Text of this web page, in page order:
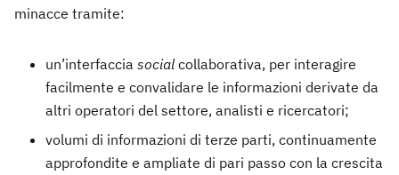
minacce tramite:
un’interfaccia social collaborativa, per interagire
facilmente e convalidare le informazioni derivate da
altri operatori del settore, analisti e ricercatori;
volumi di informazioni di terze parti, continuamente
approfondite e ampliate di pari passo con la crescita